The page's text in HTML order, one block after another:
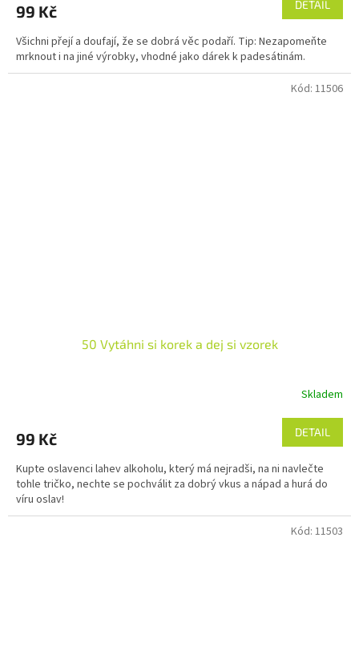
99 Kč DETAIL
Všichni přejí a doufají, že se dobrá věc podaří. Tip: Nezapomeňte
mrknout i na jiné výrobky, vhodné jako dárek k padesátinám.
50 Vytáhni si korek a dej si vzorek
Skladem
99 Kč DETAIL
Kupte oslavenci lahev alkoholu, který má nejradši, na ni navlečte
tohle tričko, nechte se pochválit za dobrý vkus a nápad a hurá do
víru oslav!
Kód: 11506
Kód: 11503